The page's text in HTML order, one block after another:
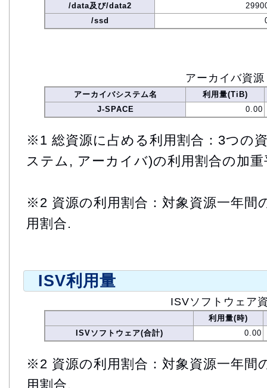
/data及び/data2
/ssd
アーカイバ資源
アーカイバシステム名
利用量(TiB)
J-SPACE
0.00
※1 総資源に占める利用割合：3つの
ステム, アーカイバ)の利用割合の加重
※2 資源の利用割合：対象資源一年間
用割合.
ISV利用量
ISVソフトウェア
利用量(時)
ISVソフトウェア(合計)
0.00
※2 資源の利用割合：対象資源一年間
用割合.